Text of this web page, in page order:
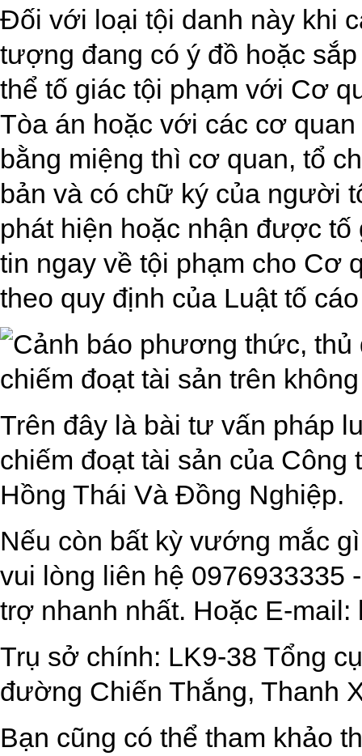
Đối với loại tội danh này khi
tượng đang có ý đồ hoặc
thể tố giác tội phạm với Cơ
Tòa án hoặc với các cơ
bằng miệng thì cơ quan, tổ
bản và có chữ ký của người
phát hiện hoặc nhận được
tin ngay về tội phạm cho Cơ
theo quy định của Luật tố
Trên đây là bài tư vấn pháp
chiếm đoạt tài sản của Công
Hồng Thái Và Đồng Nghiệp.
Nếu còn bất kỳ vướng mắc
vui lòng liên hệ 0976933335
trợ nhanh nhất. Hoặc E-
Trụ sở chính: LK9-38 Tổng
đường Chiến Thắng, Thanh
Bạn cũng có thể tham khảo